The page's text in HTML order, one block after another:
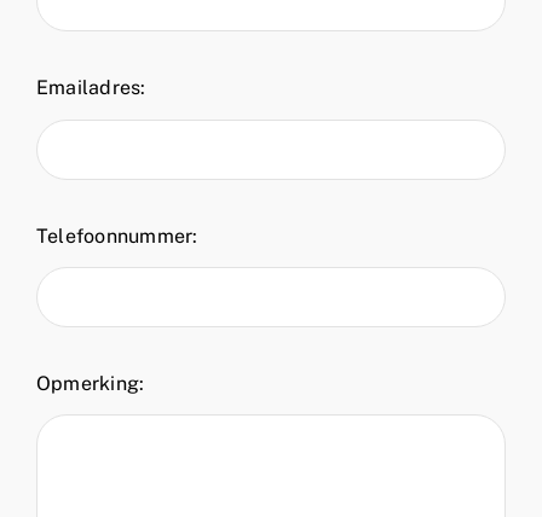
Emailadres:
Telefoonnummer:
Opmerking: